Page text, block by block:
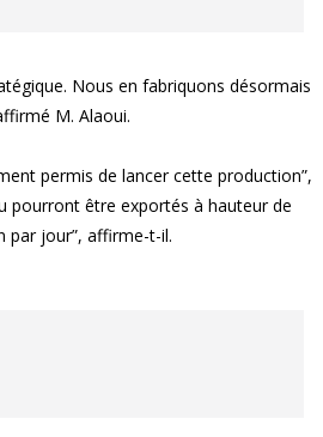
Nous en fabriquons désormais
M. Alaoui.
permis de lancer cette production”,
pourront être exportés à hauteur de
par jour”, affirme-t-il.